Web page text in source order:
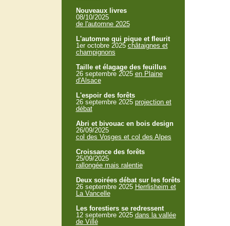
Nouveaux livres
08/10/2025
de l'automne 2025
L'automne qui pique et fleurit
1er octobre 2025 châtaignes et
champignons
Taille et élagage des feuillus
26 septembre 2025 en Plaine
d'Alsace
L'espoir des forêts
26 septembre 2025 projection et
débat
Abri et bivouac en bois design
26/09/2025
col des Vosges et col des Alpes
Croissance des forêts
25/09/2025
rallongée mais ralentie
Deux soirées débat sur les forêts
26 septembre 2025 Herrlisheim et
La Vancelle
Les forestiers se redressent
12 septembre 2025 dans la vallée
de Villé